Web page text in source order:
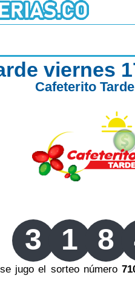
viernes
Cafeterito Tarde
3 1 8
jugo el sorteo número